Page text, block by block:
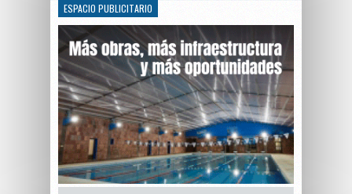
ESPACIO PUBLICITARIO